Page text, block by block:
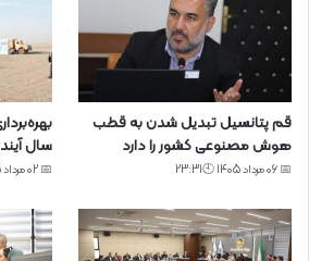
قم پتانسیل تبدیل شدن به قطب
هوش مصنوعی کشور را دارد
📅 06 مرداد 1405 🕙23:31
سال
📅 02 مرداد 1405 🕙18:47